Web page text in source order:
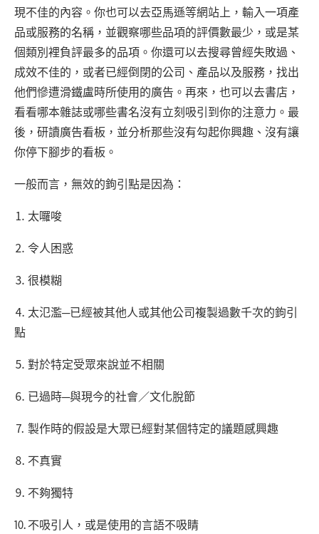
現不佳的內容。你也可以去亞馬遜等網站上，輸入一項產
品或服務的名稱，並觀察哪些品項的評價數最少，或是某
個類別裡負評最多的品項。你還可以去搜尋曾經失敗過、
成效不佳的，或者已經倒閉的公司、產品以及服務，找出
他們慘遭滑鐵盧時所使用的廣告。再來，也可以去書店，
看看哪本雜誌或哪些書名沒有立刻吸引到你的注意力。最
後，研讀廣告看板，並分析那些沒有勾起你興趣、沒有讓
你停下腳步的看板。
一般而言，無效的鉤引點是因為：
⒈ 太囉唆
⒉ 令人困惑
⒊ 很模糊
⒋ 太氾濫─已經被其他人或其他公司複製過數千次的鉤引
點
⒌ 對於特定受眾來說並不相關
⒍ 已過時─與現今的社會／文化脫節
⒎ 製作時的假設是大眾已經對某個特定的議題感興趣
⒏ 不真實
⒐ 不夠獨特
⒑ 不吸引人，或是使用的言語不吸睛